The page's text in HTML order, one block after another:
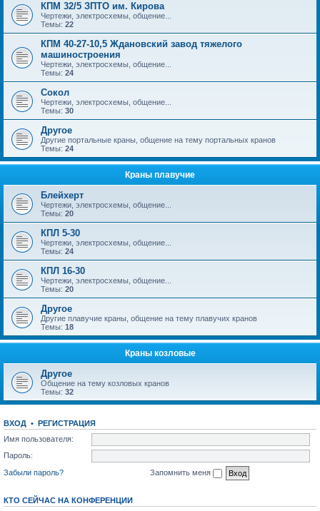
КПМ 32/5 ЗПТО им. Кирова
Чертежи, электросхемы, общение...
Темы: 22
КПМ 40-27-10,5 Ждановский завод тяжелого
машиностроения
Чертежи, электросхемы, общение...
Темы: 24
Сокол
Чертежи, электросхемы, общение...
Темы: 30
Другое
Другие портальные краны, общение на тему портальных кранов
Темы: 24
Краны плавучие
Блейхерт
Чертежи, электросхемы, общение...
Темы: 20
КПЛ 5-30
Чертежи, электросхемы, общение...
Темы: 24
КПЛ 16-30
Чертежи, электросхемы, общение...
Темы: 20
Другое
Другие плавучие краны, общение на тему плавучих кранов
Темы: 18
Краны козловые
Другое
Общение на тему козловых кранов
Темы: 32
ВХОД • РЕГИСТРАЦИЯ
Имя пользователя:
Пароль:
Забыли пароль?
Запомнить меня
КТО СЕЙЧАС НА КОНФЕРЕНЦИИ